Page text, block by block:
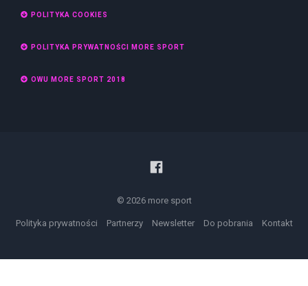
POLITYKA COOKIES
POLITYKA PRYWATNOŚCI MORE SPORT
OWU MORE SPORT 2018
© 2026 more sport
Polityka prywatności Partnerzy Newsletter Do pobrania Kontakt